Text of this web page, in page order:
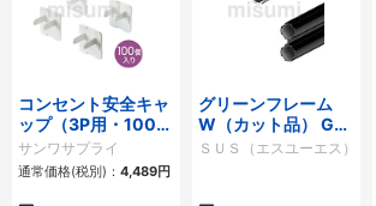
コンセント安全キャ
ップ（3P用・100個
入・ホワイト）
TAP-CAP3P100
サンワサプライ
通常価格(税別)： 4,489円
グリーンフレーム
W（カット品） GFF
シリーズ
ＳＵＳ（エスユーエス）